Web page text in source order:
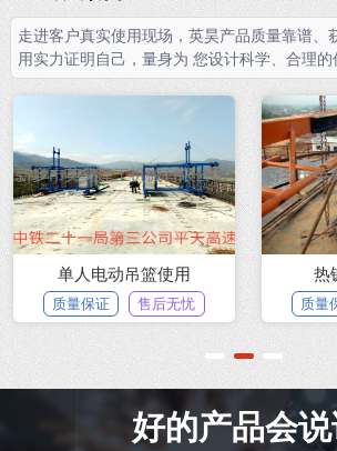
走进客户真实使用现场，英昊产品质量靠谱、
用实力证明自己，量身为 您设计科学、合理的
单人电动吊篮使用
质量保证 售后无忧
热
质量
1 2 3
好的产品会